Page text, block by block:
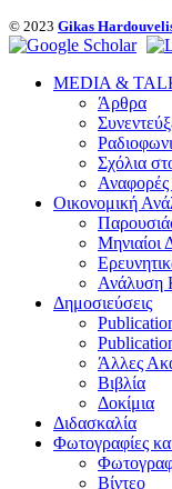
© 2023 Gikas
MEDIA &
Άρθρα
Σχόλια
Οικονομική
Μηνιαίοι
Ανάλυση
Δημοσιεύσεις
Άλλες
Βιβλία
Δοκίμια
Διδασκαλία
Φωτογραφίες
Βίντεο